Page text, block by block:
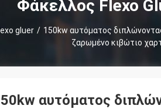
Φάκελλος Flexo
gluer / 150kw αυτόματος
ζαρωμένο κιβώτιο
αυτόματος